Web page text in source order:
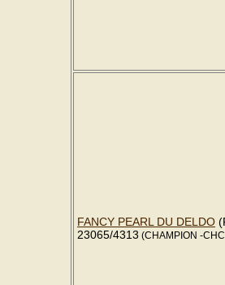
FANCY PEARL DU DELDO
23065/4313 (CHAMPION -